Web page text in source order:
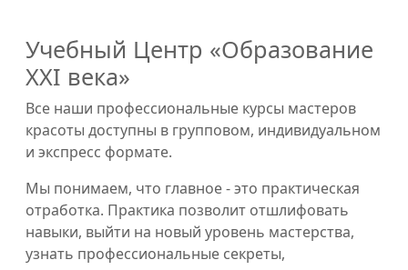
Учебный Центр «Образование
XXI века»
Все наши профессиональные курсы мастеров
красоты доступны в групповом, индивидуальном
и экспресс формате.
Мы понимаем, что главное - это практическая
отработка. Практика позволит отшлифовать
навыки, выйти на новый уровень мастерства,
узнать профессиональные секреты,